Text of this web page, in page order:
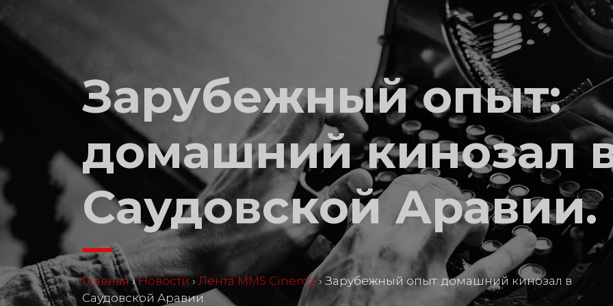
Зарубежный опыт:
домашний кинозал
Саудовской Аравии.
Главная › Новости › Лента MMS Cinema › Зарубежный опыт: домашний кинозал в
Саудовской Аравии.